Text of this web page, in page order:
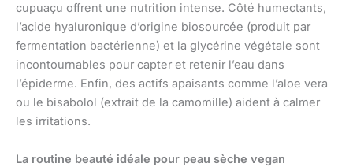
cupuaçu offrent une nutrition intense. Côté humectants,
l’acide hyaluronique d’origine biosourcée (produit par
fermentation bactérienne) et la glycérine végétale sont
incontournables pour capter et retenir l’eau dans
l’épiderme. Enfin, des actifs apaisants comme l’aloe vera
ou le bisabolol (extrait de la camomille) aident à calmer
les irritations.
La routine beauté idéale pour peau sèche vegan